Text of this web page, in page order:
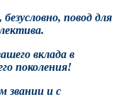
повод для
вклада в
поколения!
звании и с